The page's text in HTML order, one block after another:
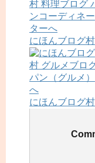
にほんブログ村
にほんブログ村